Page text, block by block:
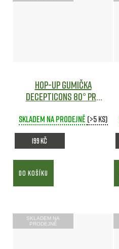
Hop-Up gumička
DECEPTICONS 80° pro
Maple LeafAirsoft
Skladem na prodejně (>5 ks)
199 Kč
DO KOŠÍKU
SKLADEM NA
PRODEJNĚ